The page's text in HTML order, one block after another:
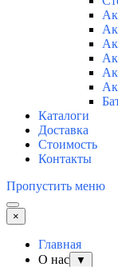
Каталоги
Доставка
Стоимость
Контакты
Пропустить меню
×
Главная
О нас
▼